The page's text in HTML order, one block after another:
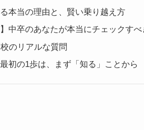
本当の理由と、賢い乗り越え方
中卒のあなたが本当にチェックす
のリアルな質問
初の1歩は、まず「知る」ことから